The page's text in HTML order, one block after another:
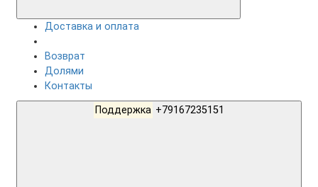
Доставка и оплата
Возврат
Долями
Контакты
Поддержка